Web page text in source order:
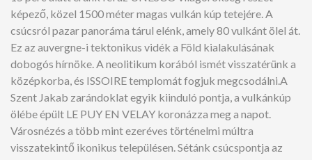
képező, közel 1500 méter magas vulkán kúp tetejére. A
csúcsról pazar panoráma tárul elénk, amely 80 vulkánt ölel át.
Ez az auvergne-i tektonikus vidék a Föld kialakulásának
dobogós hírnöke. A neolitikum korából ismét visszatérünk a
középkorba, és ISSOIRE templomát fogjuk megcsodálni.A
Szent Jakab zarándoklat egyik kiinduló pontja, a vulkánkúp
ölébe épült LE PUY EN VELAY koronázza meg a napot.
Városnézés a több mint ezeréves történelmi múltra
visszatekintő ikonikus településen. Sétánk csúcspontja az